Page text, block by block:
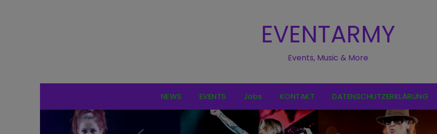
EVENTARMY
Events, Music & More
NEWS EVENTS Jobs KONTAKT DATENSCHUTZERKLÄRUNG